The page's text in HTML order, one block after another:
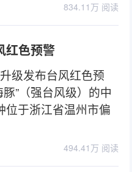
834.11万 阅读
红色预警
级发布台风红色预
”（强台风级）的中
位于浙江省温州市偏
494.41万 阅读